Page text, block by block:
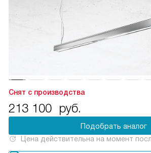
Снят с производства
213 100 руб.
Подобрать аналог
Цена действительна на момент